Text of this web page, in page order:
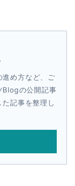
め方など、ご
Blogの公開記事
記事を整理し